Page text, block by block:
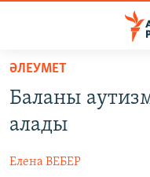
Skip
main
content
to
ҚАҢТАР ОҚИҒАСЫ
ӘЛЕУМЕТ
Баланы
алады
Елена ВЕБЕР